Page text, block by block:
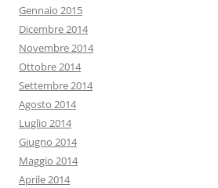
Gennaio 2015
Dicembre 2014
Novembre 2014
Ottobre 2014
Settembre 2014
Agosto 2014
Luglio 2014
Giugno 2014
Maggio 2014
Aprile 2014